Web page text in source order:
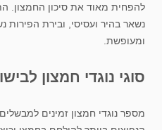
נשאר בהיר ועסיסי, ובירת
ומעופשת.
סוגי נוגדי חמצון
מספר נוגדי חמצון זמינים